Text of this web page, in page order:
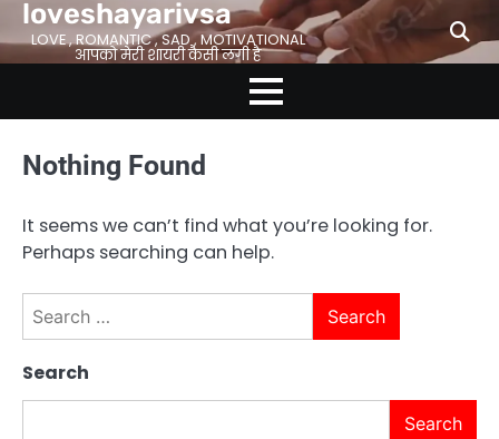
Skip
to
content
loveshayarivsa
LOVE , ROMANTIC , SAD , MOTIVATIONAL
आपको मेरी शायरी कैसी लगी है
Nothing Found
It seems we can’t find what you’re looking for.
Perhaps searching can help.
Search
for:
Search
Search